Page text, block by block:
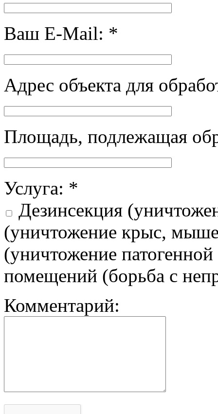
Ваш E-Mail: *
Адрес объекта для
Площадь, подлежащая
Услуга: *
Дезинсекция
(уничтожение крыс,
(уничтожение
помещений (борьба с
Комментарий: